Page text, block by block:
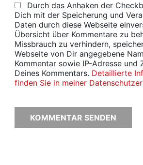
Durch das Anhaken der
Dich mit der Speicherung und
Daten durch diese Webseite
Übersicht über Kommentare zu
Missbrauch zu verhindern,
Webseite von Dir angegebene
Kommentar sowie IP-Adresse und
Deines Kommentars. Detaillierte
finden Sie in meiner